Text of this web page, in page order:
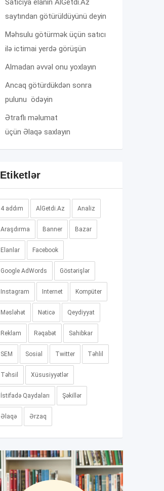
Satıcıya elanın AlGetdi.Az
saytından götürüldüyünü deyin
Məhsulu götürmək üçün satıcı
ilə ictimai yerdə görüşün
Almadan əvvəl onu yoxlayın
Ancaq götürdükdən sonra
pulunu ödəyin
Ətraflı məlumat
üçün Əlaqə saxlayın
Etiketlər
4 addım AlGetdi.Az Analiz
Araşdırma Banner Bazar
Elanlar Facebook
Google AdWords Göstərişlər
Instagram Internet Kompüter
Məsləhət Nəticə Qeydiyyat
Reklam Rəqabət Sahibkar
SEM Sosial Twitter Təhlil
Təhsil Xüsusiyyətlər
İstifadə Qaydaları Şəkillər
Əlaqə Ərzaq